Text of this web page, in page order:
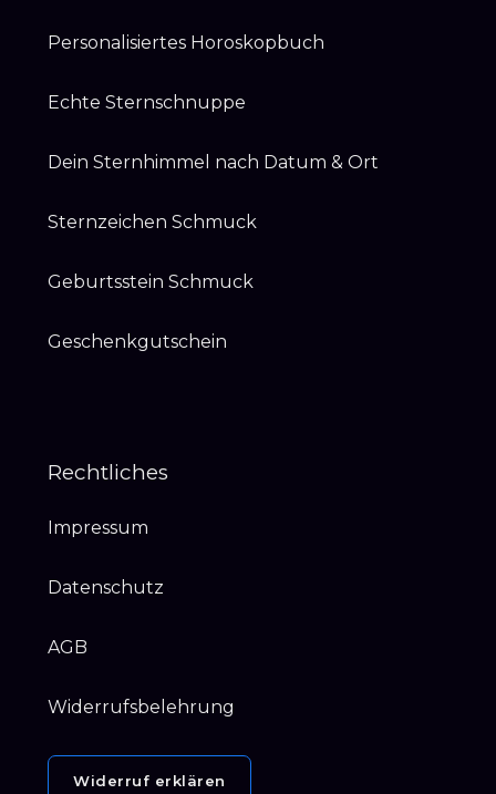
Personalisiertes Horoskopbuch
Echte Sternschnuppe
Dein Sternhimmel nach Datum & Ort
Sternzeichen Schmuck
Geburtsstein Schmuck
Geschenkgutschein
Rechtliches
Impressum
Datenschutz
AGB
Widerrufsbelehrung
Widerruf erklären